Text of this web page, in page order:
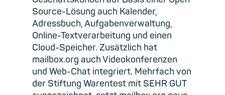
Source-Lösung auch Kalender,
Adressbuch, Aufgabenverwaltung,
Online-Textverarbeitung und einen
Cloud-Speicher. Zusätzlich hat
mailbox.org auch Videokonferenzen
und Web-Chat integriert. Mehrfach von
der Stiftung Warentest mit SEHR GUT